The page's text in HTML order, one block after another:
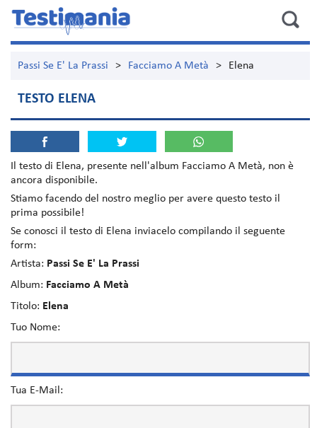
Passi Se E' La Prassi > Facciamo A Metà > Elena
TESTO ELENA
Il testo di Elena, presente nell'album Facciamo A Metà, non è
ancora disponibile.
Stiamo facendo del nostro meglio per avere questo testo il
prima possibile!
Se conosci il testo di Elena inviacelo compilando il seguente
form:
Artista: Passi Se E' La Prassi
Album: Facciamo A Metà
Titolo: Elena
Tuo Nome:
Tua E-Mail: